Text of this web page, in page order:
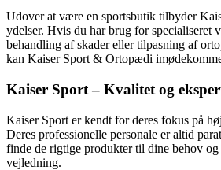
Udover at være en sportsbutik tilbyder
ydelser. Hvis du har brug for specialiseret
behandling af skader eller tilpasning af
kan Kaiser Sport & Ortopædi
Kaiser Sport – Kvalitet og
Kaiser Sport er kendt for deres fokus på
Deres professionelle personale er altid
finde de rigtige produkter til dine behov
vejledning.